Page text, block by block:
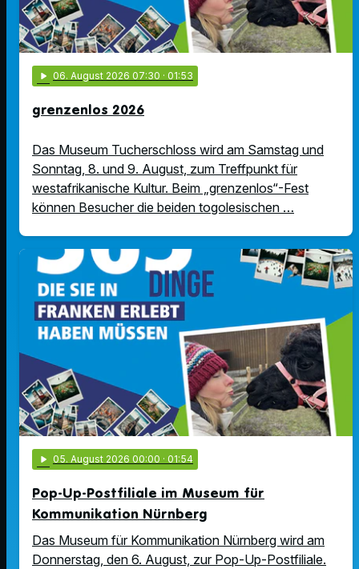
play_arrow 06. August 2026 07:30 · 01:53
grenzenlos 2026
Das Museum Tucherschloss wird am Samstag und
Sonntag, 8. und 9. August, zum Treffpunkt für
westafrikanische Kultur. Beim „grenzenlos“-Fest
können Besucher die beiden togolesischen …
play_arrow 05. August 2026 00:00 · 01:54
Pop-Up-Postfiliale im Museum für
Kommunikation Nürnberg
Das Museum für Kommunikation Nürnberg wird am
Donnerstag, den 6. August, zur Pop-Up-Postfiliale.